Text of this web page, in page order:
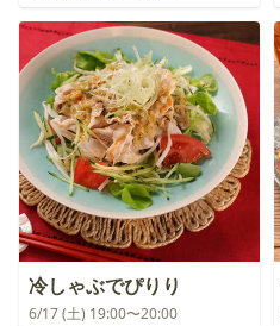
冷しゃぶでぴりり
6/17 (土) 19:00〜20:00